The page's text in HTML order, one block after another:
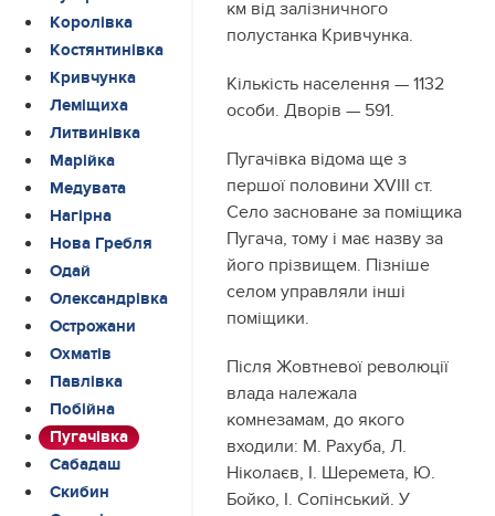
Королівка
Костянтинівка
Кривчунка
Леміщиха
Литвинівка
Марійка
Медувата
Нагірна
Нова Гребля
Одай
Олександрівка
Острожани
Охматів
Павлівка
Побійна
Пугачівка
Сабадаш
Скибин
км від залізничного
полустанка Кривчунка.
Кількість населення — 1132
особи. Дворів — 591.
Пугачівка відома ще з
першої половини ХVIII ст.
Село засноване за поміщика
Пугача, тому і має назву за
його прізвищем. Пізніше
селом управляли інші
поміщики.
Після Жовтневої революції
влада належала
комнезамам, до якого
входили: М. Рахуба, Л.
Ніколаєв, І. Шеремета, Ю.
Бойко, І. Сопінський. У